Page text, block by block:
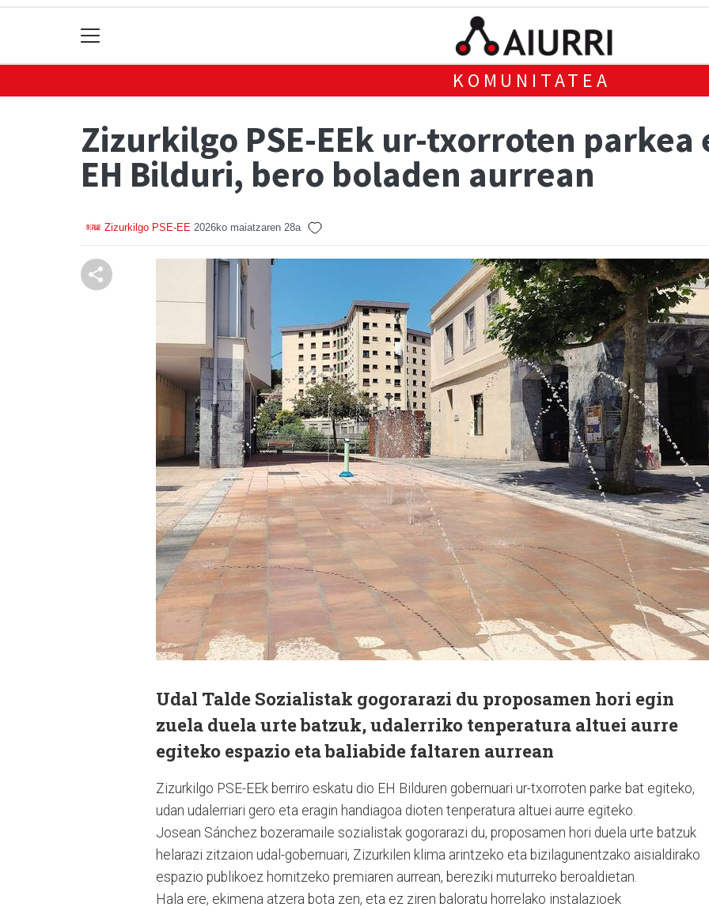
KOMUNITATEA
Zizurkilgo PSE-EEk ur-txorroten
EH Bilduri, bero boladen aurrean
Zizurkilgo PSE-EE 2026ko maiatzaren 28a
Udal Talde Sozialistak gogorarazi du proposamen hori egin
zuela duela urte batzuk, udalerriko tenperatura altuei aurre
egiteko espazio eta baliabide faltaren aurrean
Zizurkilgo PSE-EEk berriro eskatu dio EH Bilduren gobernuari ur-txorroten parke bat egiteko,
udan udalerriari gero eta eragin handiagoa dioten tenperatura altuei aurre egiteko.
Josean Sánchez bozeramaile sozialistak gogorarazi du, proposamen hori duela urte batzuk
helarazi zitzaion udal-gobernuari, Zizurkilen klima arintzeko eta bizilagunentzako aisialdirako
espazio publikoez hornitzeko premiaren aurrean, bereziki muturreko beroaldietan.
Hala ere, ekimena atzera bota zen, eta ez ziren baloratu horrelako instalazioek